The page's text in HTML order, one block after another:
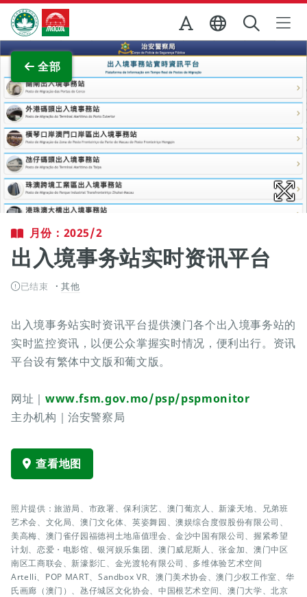
跳至主内容
澳门特别行政区政府旅游局
全部
查看原图
月份：2025/2
出入境事务站实时资讯平台
已结束 其他
出入境事务站实时资讯平台提供澳门各个出入境事务站的
实时监控资讯，以便公众掌握实时情况，便利出行。资讯
平台设有繁体中文版和葡文版。
网址｜ www.fsm.gov.mo/psp/pspmonitor
主办机构｜治安警察局
查看地图
照片提供：旅游局、市政署、保利演艺、澳门葡京人、新濠天地、兄弟班
艺术会、文化局、澳门文化体、英姿舞园、澳娱综合度假股份有限公司、
美高梅、澳门雀仔园福德祠土地庙值理会、金沙中国有限公司、握紧希望
计划、恋爱・电影馆、银河娱乐集团、澳门威尼斯人、张金加、澳门中区
南区工商联会、新濠影汇、金光渡轮有限公司、多维体验艺术空间
Artelli、POP MART、Sandbox VR、澳门美术协会、澳门少权工作室、华
氏画廊（澳门）、氹仔城区文化协会、中国根艺术空间、澳门大学、北京